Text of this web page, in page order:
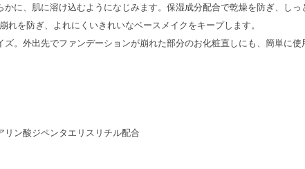
に、肌に溶け込むようになじみます。保湿成分配合で乾燥を防ぎ、し
を防ぎ、よれにくいきれいなベースメイクをキープします。
。外出先でファンデーションが崩れた部分のお化粧直しにも、簡単に使
ン酸ジペンタエリスリチル配合